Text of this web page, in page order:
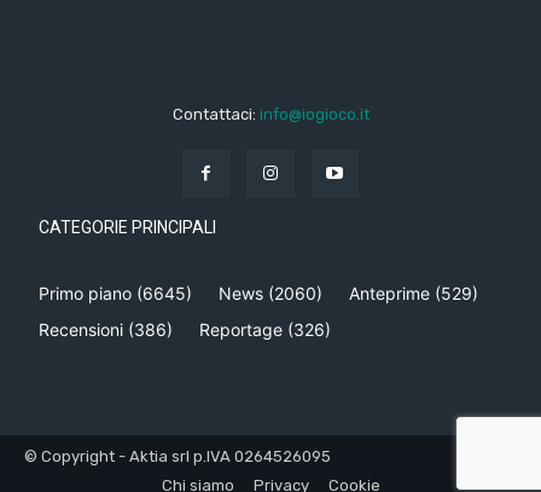
Contattaci: info@iogioco.it
CATEGORIE PRINCIPALI
Primo piano (6645) News (2060) Anteprime (529)
Recensioni (386) Reportage (326)
© Copyright - Aktia srl p.IVA 0264526095
Chi siamo
Privacy Cookie